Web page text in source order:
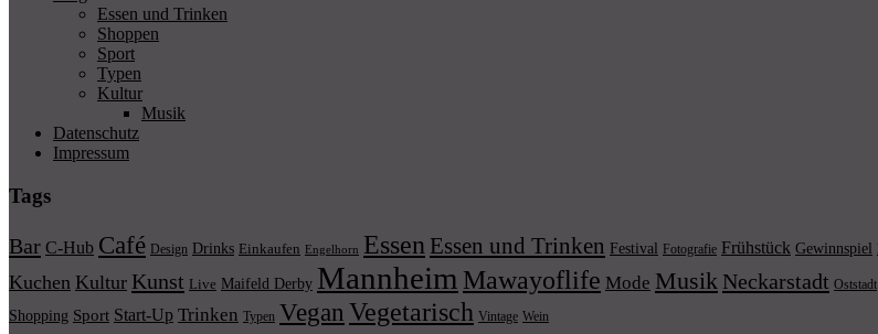
Essen und Trinken
Shoppen
Sport
Typen
Kultur
Musik
Datenschutz
Impressum
Tags
Bar C-Hub Café Design Drinks Einkaufen Engelhorn Essen Essen und Trinken Festival Fotografie Frühstück Gewinnspiel
Kuchen Kultur Kunst Live Maifeld Derby Mannheim Mawayoflife Mode Musik Neckarstadt Oststadt
Shopping Sport Start-Up Trinken Typen Vegan Vegetarisch Vintage Wein